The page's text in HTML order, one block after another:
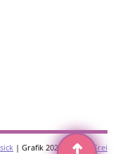
| Grafik 2026:
Omani Frei